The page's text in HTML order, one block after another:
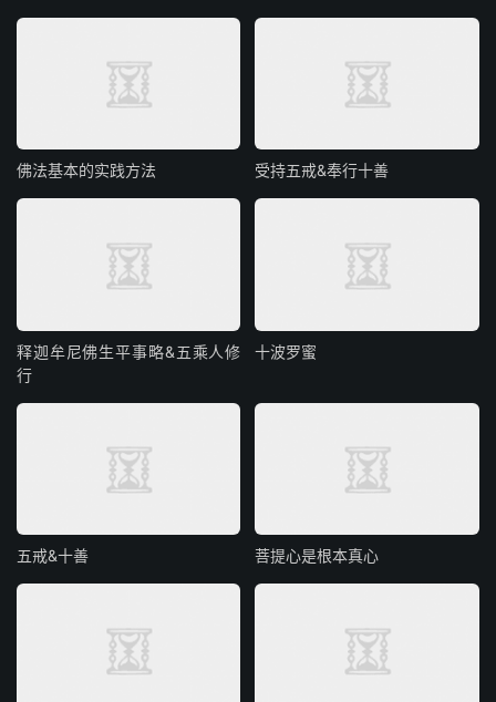
佛法基本的实践方法 受持五戒&奉行十善
释迦牟尼佛生平事略&五乘人修
行
十波罗蜜
五戒&十善 菩提心是根本真心